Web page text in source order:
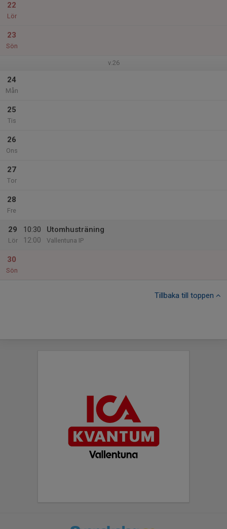
22
Lör
23
Sön
v.26
24
Mån
25
Tis
26
Ons
27
Tor
28
Fre
29
Lör
10:30
12:00
Utomhusträning
Vallentuna IP
30
Sön
Tillbaka till toppen